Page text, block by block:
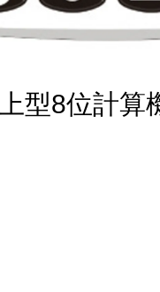
型8位計算